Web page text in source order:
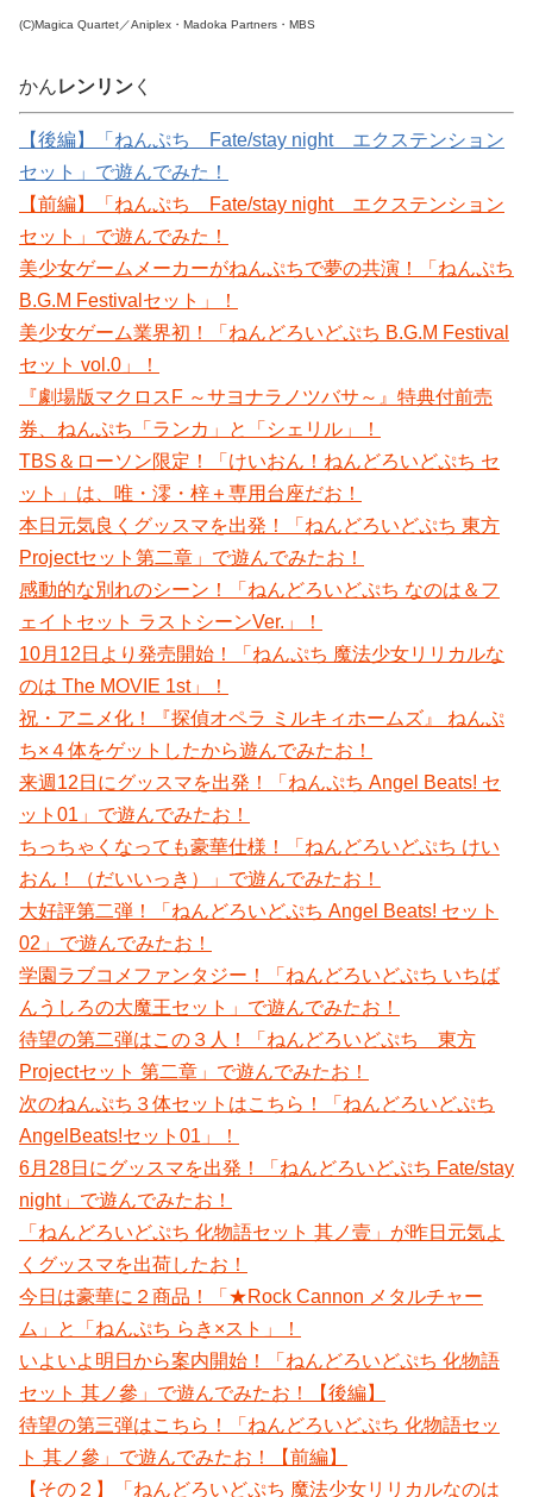
(C)Magica Quartet／Aniplex・Madoka Partners・MBS
かんレンリン く
【後編】「ねんぷち Fate/stay night エクステンション
セット」で遊んでみた！
【前編】「ねんぷち Fate/stay night エクステンション
セット」で遊んでみた！
美少女ゲームメーカーがねんぷちで夢の共演！「ねんぷち
B.G.M Festivalセット」！
美少女ゲーム業界初！「ねんどろいどぷち B.G.M Festival
セット vol.0」！
『劇場版マクロスF ～サヨナラノツバサ～』特典付前売
券、ねんぷち「ランカ」と「シェリル」！
TBS＆ローソン限定！「けいおん！ねんどろいどぷち セ
ット」は、唯・澪・梓＋専用台座だお！
本日元気良くグッスマを出発！「ねんどろいどぷち 東方
Projectセット第二章」で遊んでみたお！
感動的な別れのシーン！「ねんどろいどぷち なのは＆フ
ェイトセット ラストシーンVer.」！
10月12日より発売開始！「ねんぷち 魔法少女リリカルな
のは The MOVIE 1st」！
祝・アニメ化！『探偵オペラ ミルキィホームズ』 ねんぷ
ち×４体をゲットしたから遊んでみたお！
来週12日にグッスマを出発！「ねんぷち Angel Beats! セ
ット01」で遊んでみたお！
ちっちゃくなっても豪華仕様！「ねんどろいどぷち けい
おん！（だいいっき）」で遊んでみたお！
大好評第二弾！「ねんどろいどぷち Angel Beats! セット
02」で遊んでみたお！
学園ラブコメファンタジー！「ねんどろいどぷち いちば
んうしろの大魔王セット」で遊んでみたお！
待望の第二弾はこの３人！「ねんどろいどぷち 東方
Projectセット 第二章」で遊んでみたお！
次のねんぷち３体セットはこちら！「ねんどろいどぷち
AngelBeats!セット01」！
6月28日にグッスマを出発！「ねんどろいどぷち Fate/stay
night」で遊んでみたお！
「ねんどろいどぷち 化物語セット 其ノ壹」が昨日元気よ
くグッスマを出荷したお！
今日は豪華に２商品！「★Rock Cannon メタルチャー
ム」と「ねんぷち らき×スト」！
いよいよ明日から案内開始！「ねんどろいどぷち 化物語
セット 其ノ參」で遊んでみたお！【後編】
待望の第三弾はこちら！「ねんどろいどぷち 化物語セッ
ト 其ノ參」で遊んでみたお！【前編】
【その２】「ねんどろいどぷち 魔法少女リリカルなのは